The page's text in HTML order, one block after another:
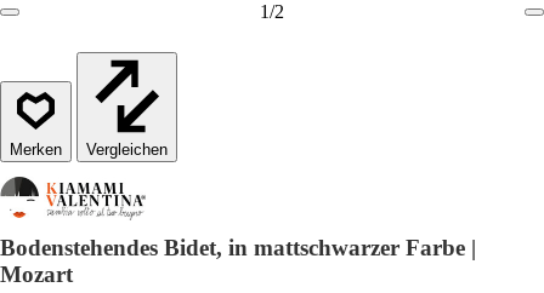
1/2
Vergleichen
Bodenstehendes Bidet, in mattschwarzer Farbe |
Mozart